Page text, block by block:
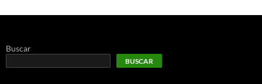
Buscar
BUSCAR